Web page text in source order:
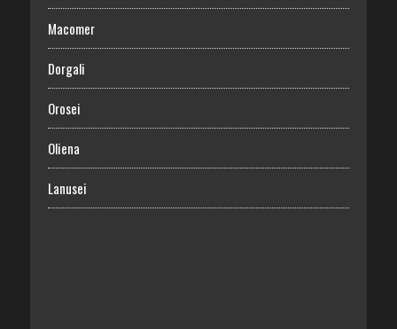
Macomer
Dorgali
Orosei
Oliena
Lanusei